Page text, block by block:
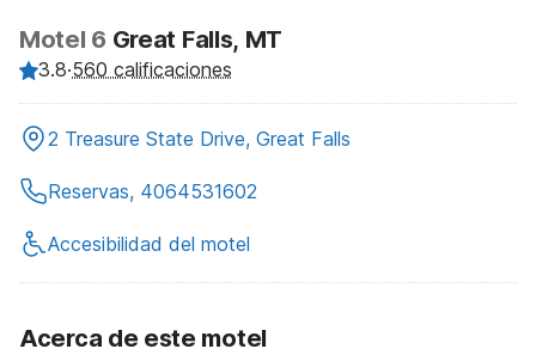
Motel 6 Great Falls, MT
3.8·560 calificaciones
2 Treasure State Drive, Great Falls
Reservas, 4064531602
Accesibilidad del motel
Acerca de este motel